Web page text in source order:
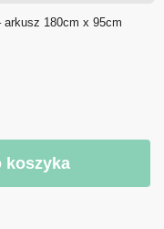
arkusz 180cm x 95cm
koszyka